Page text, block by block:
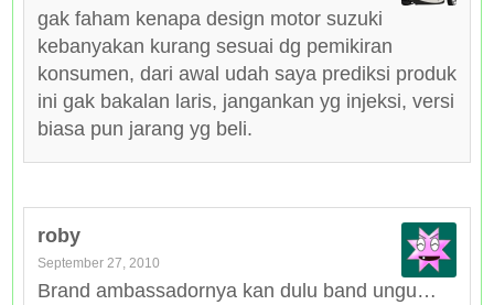
gak faham kenapa design motor suzuki
kebanyakan kurang sesuai dg pemikiran
konsumen, dari awal udah saya prediksi produk
ini gak bakalan laris, jangankan yg injeksi, versi
biasa pun jarang yg beli.
roby
September 27, 2010
Brand ambassadornya kan dulu band ungu…